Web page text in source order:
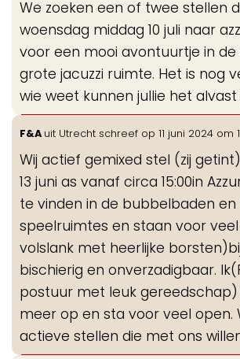
We zoeken een of twee stellen
woensdag middag 10 juli naar
voor een mooi avontuurtje in
grote jacuzzi ruimte. Het is nog
wie weet kunnen jullie het
F&A uit Utrecht schreef op 11 juni 2024 om
Wij actief gemixed stel (zij
13 juni as vanaf circa 15:00in
te vinden in de bubbelbaden en
speelruimtes en staan voor veel
volslank met heerlijke
bischierig en onverzadigbaar.
postuur met leuk gereedschap)
meer op en sta voor veel open.
actieve stellen die met ons